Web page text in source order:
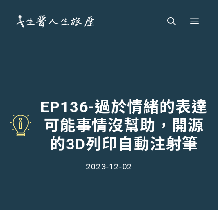
Menu
EP136-過於情緒的表達
可能事情沒幫助，開源
的3D列印自動注射筆
2023-12-02